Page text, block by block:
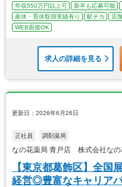
年収550万円以上可 新卒も応募可能
産休・育休取得実績有り
駅チカ 店
WEB面接OK
求人の詳細を見る
更新日：2026年6月26日
正社員 調剤薬局
なの花薬局 青戸店 株式会社なの
【東京都葛飾区】全国
経営◎豊富なキャリア